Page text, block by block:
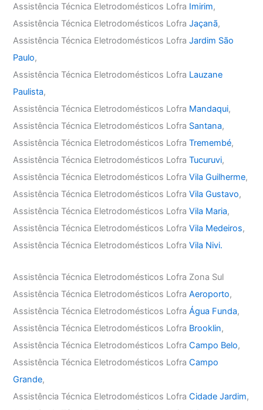
Assistência Técnica Eletrodomésticos Lofra Imirim,
Assistência Técnica Eletrodomésticos LofraJaçanã,
Assistência Técnica Eletrodomésticos LofraJardim São
Paulo,
Assistência Técnica Eletrodomésticos Lofra Lauzane
Paulista,
Assistência Técnica Eletrodomésticos Lofra Mandaqui,
Assistência Técnica Eletrodomésticos Lofra Santana,
Assistência Técnica Eletrodomésticos LofraTremembé,
Assistência Técnica Eletrodomésticos LofraTucuruvi,
Assistência Técnica Eletrodomésticos LofraVila Guilherme,
Assistência Técnica Eletrodomésticos LofraVila Gustavo,
Assistência Técnica Eletrodomésticos LofraVila Maria,
Assistência Técnica Eletrodomésticos LofraVila Medeiros,
Assistência Técnica Eletrodomésticos LofraVila Nivi.
Assistência Técnica Eletrodomésticos Lofra Zona Sul
Assistência Técnica Eletrodomésticos LofraAeroporto,
Assistência Técnica Eletrodomésticos LofraÁgua Funda,
Assistência Técnica Eletrodomésticos Lofra Brooklin,
Assistência Técnica Eletrodomésticos LofraCampo Belo,
Assistência Técnica Eletrodomésticos LofraCampo
Grande,
Assistência Técnica Eletrodomésticos LofraCidade Jardim,